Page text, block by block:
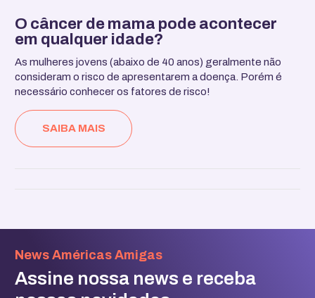
O câncer de mama pode acontecer
em qualquer idade?
As mulheres jovens (abaixo de 40 anos) geralmente não
consideram o risco de apresentarem a doença. Porém é
necessário conhecer os fatores de risco!
SAIBA MAIS
News Américas Amigas
Assine nossa news e receba